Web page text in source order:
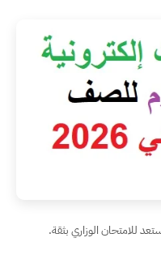
للامتحان الوزاري بثقة.